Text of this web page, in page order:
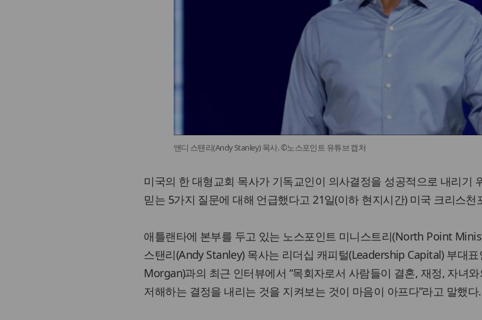
앤디 스탠리(Andy Stanley) 목사. ©노스포인트 유튜브 캡처
미국의 한 대형교회 목사가 기독교인이 의사결정을 성공적으로 내리기
믿는 5가지 질문에 대해 언급했다고 21일(이하 현지시간) 미국 크리스천
애틀랜타에 본부를 두고 있는 노스포인트 미니스트리(North Point
스탠리(Andy Stanley) 목사는 리더십 캐피털(Leadership Capital) 부대표
Morgan)과의 최근 인터뷰에서 “목회자로서 사람들이 결혼, 재정, 자녀
저해하는 결정을 내리는 것을 지켜보는 것이 마음이 아프다”라고 말했다.